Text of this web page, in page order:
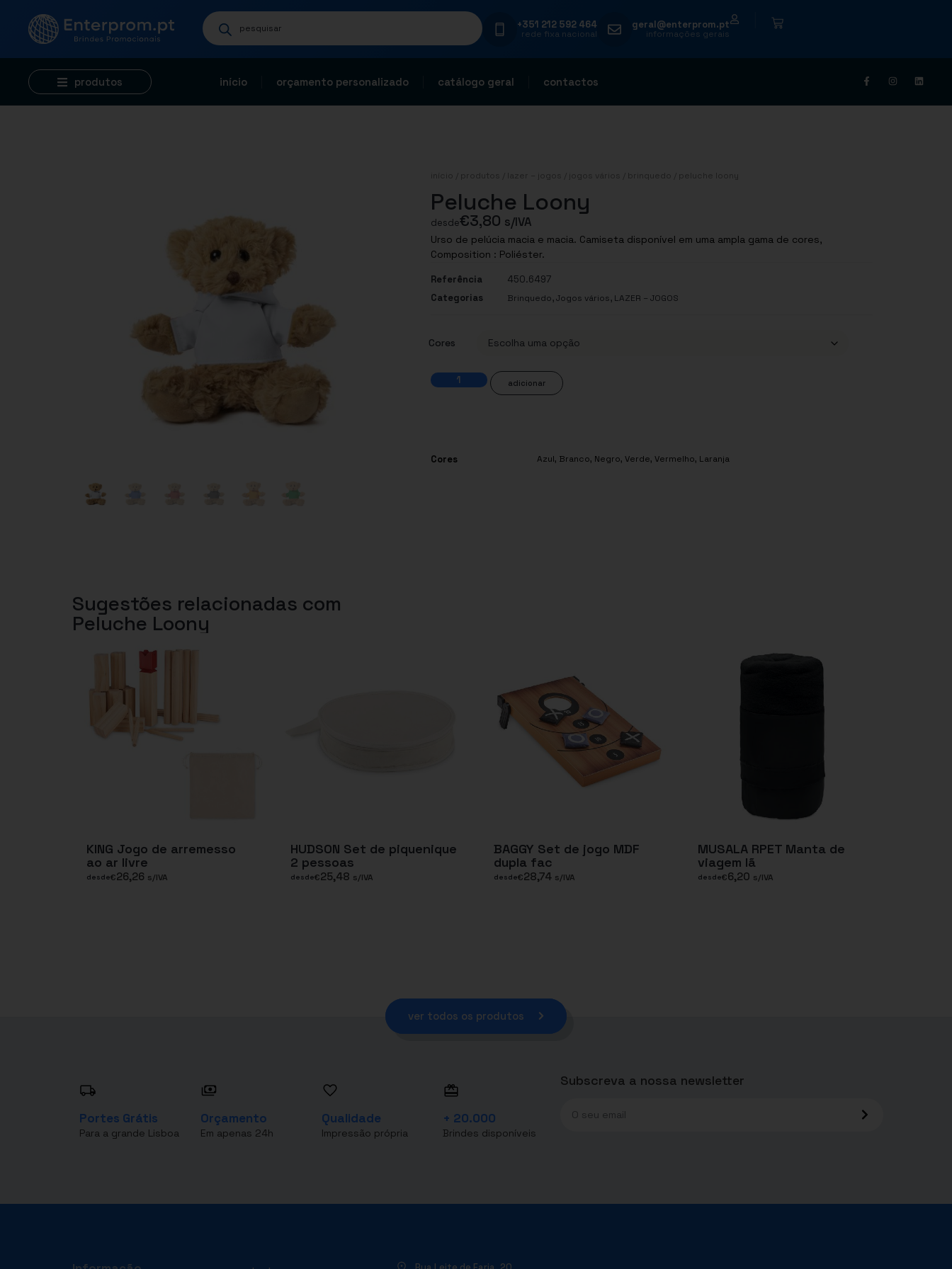
+351 212 592 464
rede fixa nacional
geral@enterprom.pt
informações gerais
produtos início orçamento personalizado catálogo geral contactos
início produtos lazer – jogos jogos vários brinquedo / peluche loony
Peluche Loony
desde€3,80 s/IVA
Urso de pelúcia macia e macia. Camiseta disponível em uma ampla gama de cores,
Composition : Poliéster.
Referência
450.6497
Categorias
Brinquedo,Jogos vários, LAZER – JOGOS
Cores
adicionar
Cores Azul, Branco, Negro, Verde, Vermelho, Laranja
Sugestões relacionadas com
Peluche Loony
KING Jogo de arremesso
ao ar livre
desde€26,26 s/IVA
HUDSON Set de piquenique
2 pessoas
desde€25,48 s/IVA
BAGGY Set de jogo MDF
dupla fac
desde€28,74 s/IVA
MUSALA RPET Manta de
viagem lã
desde€6,20 s/IVA
ver todos os produtos
Portes Grátis
Para a grande Lisboa
Orçamento
Em apenas 24h
Qualidade
Impressão própria
+ 20.000
Brindes disponíveis
Subscreva a nossa newsletter